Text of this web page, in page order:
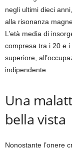
negli ultimi dieci
alla risonanza
L’età media di
compresa tra i 20 e i
superiore,
indipendente.
Una
bella vista
Nonostante l’onere